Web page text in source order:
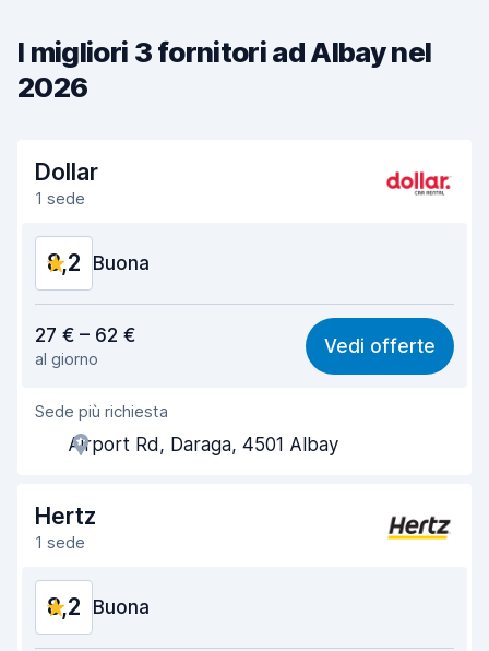
I migliori 3 fornitori ad Albay nel
2026
Dollar
1 sede
8,2 Buona
8,2
Facile da trovare 8,2
Gentilezza degli agenti
Rapidità del ritiro
Rapidità della riconsegna 8,2
Condizioni dell'auto
27 € – 62 €
al giorno
Vedi offerte
Sede più richiesta
Airport Rd, Daraga, 4501 Albay
Hertz
1 sede
8,2 Buona